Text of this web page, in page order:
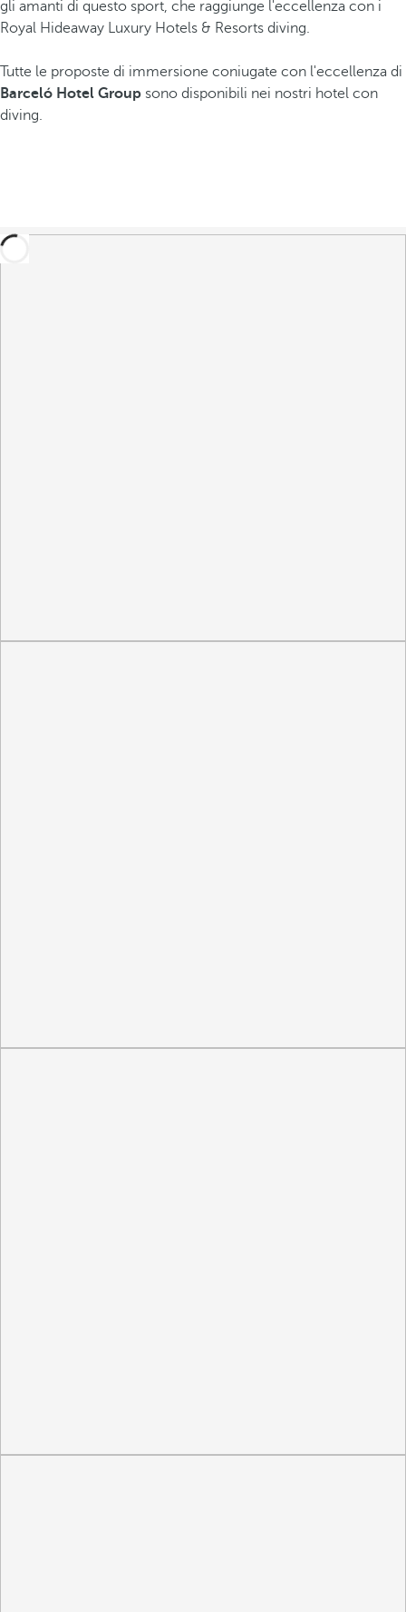
gli amanti di questo sport, che raggiunge l'eccellenza con i
Royal Hideaway Luxury Hotels & Resorts diving.
Tutte le proposte di immersione coniugate con l'eccellenza di
Barceló Hotel Group sono disponibili nei nostri hotel con
diving.